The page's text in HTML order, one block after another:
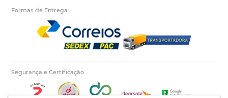
Formas de Entrega
Segurança e Certificação